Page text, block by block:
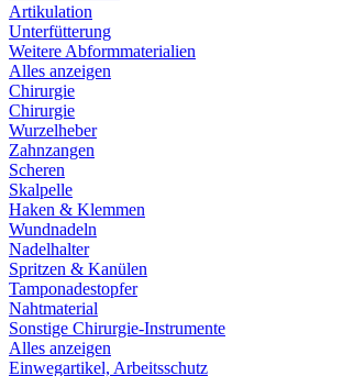
Artikulation
Unterfütterung
Weitere Abformmaterialien
Alles anzeigen
Chirurgie
Chirurgie
Wurzelheber
Zahnzangen
Scheren
Skalpelle
Haken & Klemmen
Wundnadeln
Nadelhalter
Spritzen & Kanülen
Tamponadestopfer
Nahtmaterial
Sonstige Chirurgie-Instrumente
Alles anzeigen
Einwegartikel, Arbeitsschutz